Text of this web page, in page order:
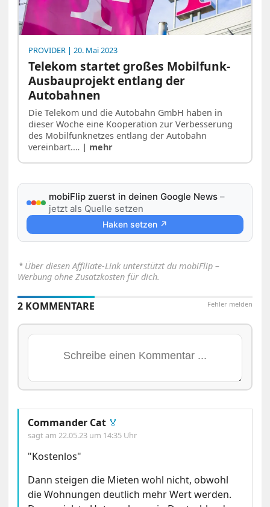
PROVIDER | 20. Mai 2023
Telekom startet großes Mobilfunk-
Ausbauprojekt entlang der
Autobahnen
Die Telekom und die Autobahn GmbH haben in
dieser Woche eine Kooperation zur Verbesserung
des Mobilfunknetzes entlang der Autobahn
vereinbart.… | mehr
mobiFlip zuerst in deinen Google News –
jetzt als Quelle setzen
Haken setzen ↗
⋆ Über diesen Affiliate-Link unterstützt du mobiFlip –
Werbung ohne Zusatzkosten für dich.
Fehler melden
2 KOMMENTARE
Commander Cat 🏅
sagt am22.05.23 um 14:35 Uhr
"Kostenlos"
Dann steigen die Mieten wohl nicht, obwohl
die Wohnungen deutlich mehr Wert werden.